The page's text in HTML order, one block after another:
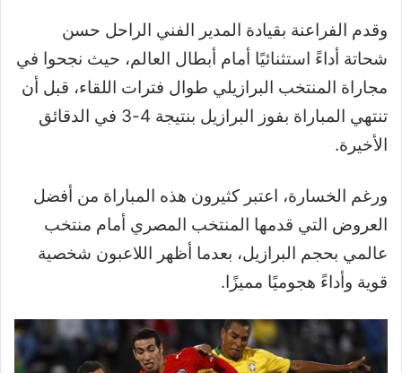
وقدم الفراعنة بقيادة المدير الفني الراحل حسن
شحاتة أداءً استثنائيًا أمام أبطال العالم، حيث نجحوا في
مجاراة المنتخب البرازيلي طوال فترات اللقاء، قبل أن
تنتهي المباراة بفوز البرازيل بنتيجة 4-3 في الدقائق
الأخيرة.
ورغم الخسارة، اعتبر كثيرون هذه المباراة من أفضل
العروض التي قدمها المنتخب المصري أمام منتخب
عالمي بحجم البرازيل، بعدما أظهر اللاعبون شخصية
قوية وأداءً هجوميًا مميزًا.